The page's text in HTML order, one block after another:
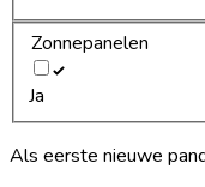
Zonnepanelen
Ja
Als eerste nieuwe